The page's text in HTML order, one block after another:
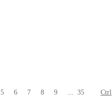
5 6 7 8 9 ... 35 Ctrl